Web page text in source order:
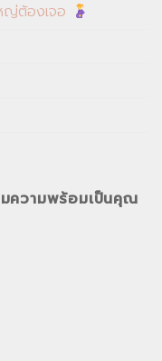
ญ่ต้องเจอ
ความพร้อมเป็นคุณ